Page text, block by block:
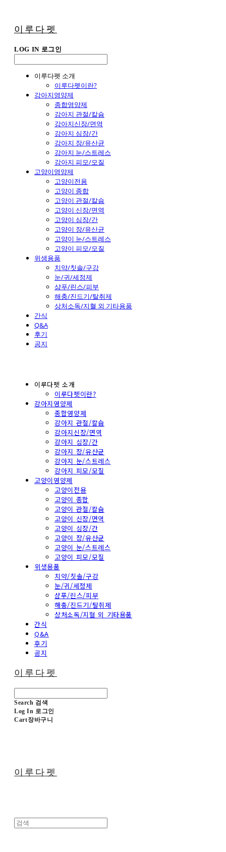
이루다펫
LOG IN 로그인
이루다펫 소개
이루다펫이란?
강아지영양제
종합영양제
강아지 관절/칼슘
강아지신장/면역
강아지 심장/간
강아지 장/유산균
강아지 눈/스트레스
강아지 피모/모질
고양이영양제
고양이전용
고양이 종합
고양이 관절/칼슘
고양이 신장/면역
고양이 심장/간
고양이 장/유산균
고양이 눈/스트레스
고양이 피모/모질
위생용품
치약/칫솔/구강
눈/귀/세정제
샴푸/린스/피부
해충/진드기/탈취제
상처소독/지혈 외 기타용품
간식
Q&A
후기
공지
이루다펫 소개
이루다펫이란?
강아지영양제
종합영양제
강아지 관절/칼슘
강아지신장/면역
강아지 심장/간
강아지 장/유산균
강아지 눈/스트레스
강아지 피모/모질
고양이영양제
고양이전용
고양이 종합
고양이 관절/칼슘
고양이 신장/면역
고양이 심장/간
고양이 장/유산균
고양이 눈/스트레스
고양이 피모/모질
위생용품
치약/칫솔/구강
눈/귀/세정제
샴푸/린스/피부
해충/진드기/탈취제
상처소독/지혈 외 기타용품
간식
Q&A
후기
공지
이루다펫
Search 검색
Log In 로그인
Cart장바구니
이루다펫